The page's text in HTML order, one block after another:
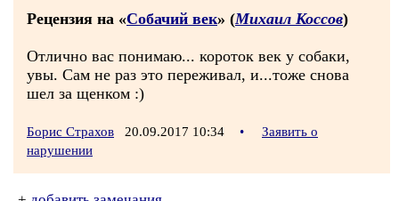
Рецензия на «Собачий век» (Михаил Коссов)
Отлично вас понимаю... короток век у собаки,
увы. Сам не раз это переживал, и...тоже снова
шел за щенком :)
Борис Страхов 20.09.2017 10:34 •
Заявить о
нарушении